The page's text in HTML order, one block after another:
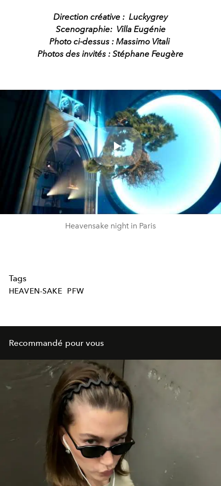
Direction créative : Luckygrey
Scenographie: Villa Eugénie
Photo ci-dessus : Massimo Vitali
Photos des invités : Stéphane Feugère
Play
Video
Heavensake night in Paris
Tags
HEAVEN-SAKE PFW
Recommandé pour vous